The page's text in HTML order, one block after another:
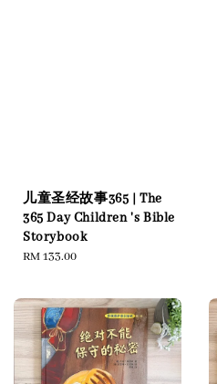
儿童圣经故事365 | The
365 Day Children 's Bible
Storybook
Regular
RM 133.00